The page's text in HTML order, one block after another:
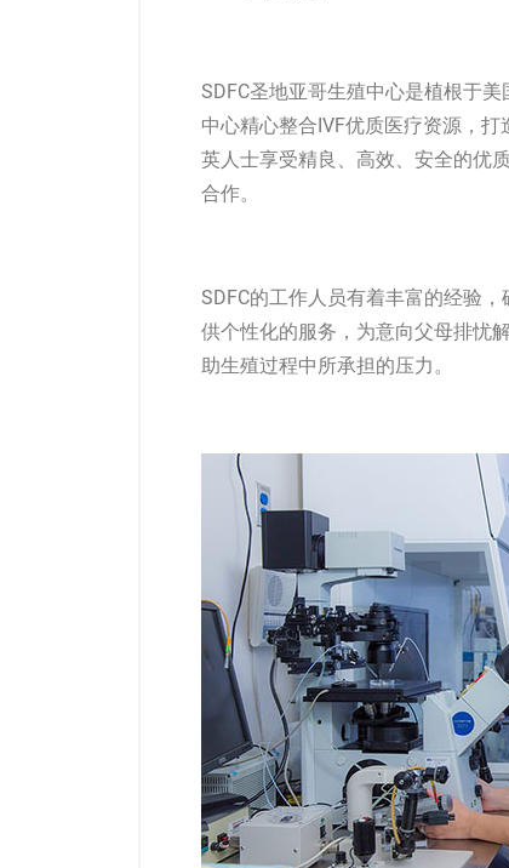
SDFC圣地亚哥生殖中心是植根于
中心精心整合IVF优质医疗资源，
英人士享受精良、高效、安全的优
合作。
SDFC的工作人员有着丰富的经验，
供个性化的服务，为意向父母排忧
助生殖过程中所承担的压力。